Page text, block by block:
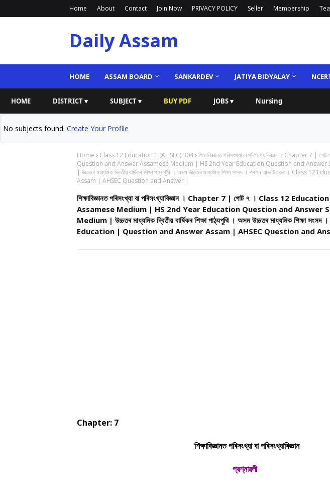
Home About Contact Join Now PRIVACY POLICY Seller Membership
Daily Assam
HOME ASSAM BOARD SANKARDEV JATIYA BIDYALAY
HOME DISTRICT ▾ SUBJECT ▾ BUY PDF JOBS ▾ Nursing
No subjects found. Create Your Profile
Home Class 12 Education 1 (AHSEC) 304 শিক্ষাবিজ্ঞানত পৰিসংখ্যা বা পৰিসংখ্যাবিজ্ঞান । Chapter
Question and Answer Assamese Medium | HS 2nd Year Education Question and Answer
| উচ্চতৰ মাধ্যমিক দ্বিতীয় বাৰ্ষিকৰ শিক্ষা পাঠ্যপুথি । অসম উচ্চতৰ মাধ্যমিক শিক্ষা সংসদ । প্ৰশ্ন আৰু উত্তৰ ।
Assam | AHSEC Question and Answer |
শিক্ষাবিজ্ঞানত পৰিসংখ্যা বা পৰিসংখ্যাবিজ্ঞান । Chapter 7 | গোট ৭ । Class 12
Assamese Medium | HS 2nd Year Education Question and Answer
Medium | উচ্চতৰ মাধ্যমিক দ্বিতীয় বাৰ্ষিকৰ শিক্ষা পাঠ্যপুথি । অসম উচ্চতৰ মাধ্যমিক শিক্ষা
Education | Question and Answer Assam | AHSEC Question and
Chapter: 7
শিক্ষাবিজ্ঞানত পৰিসংখ্যা বা পৰিসংখ্যাবিজ্ঞান
প্রশ্নাৱলী